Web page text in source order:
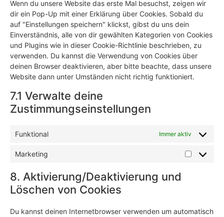
Wenn du unsere Website das erste Mal besuchst, zeigen wir
dir ein Pop-Up mit einer Erklärung über Cookies. Sobald du
auf "Einstellungen speichern" klickst, gibst du uns dein
Einverständnis, alle von dir gewählten Kategorien von Cookies
und Plugins wie in dieser Cookie-Richtlinie beschrieben, zu
verwenden. Du kannst die Verwendung von Cookies über
deinen Browser deaktivieren, aber bitte beachte, dass unsere
Website dann unter Umständen nicht richtig funktioniert.
7.1 Verwalte deine
Zustimmungseinstellungen
Funktional Immer aktiv
Marketing
8. Aktivierung/Deaktivierung und
Löschen von Cookies
Du kannst deinen Internetbrowser verwenden um automatisch